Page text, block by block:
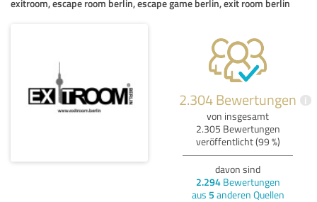
exitroom, escape room berlin, escape game berlin, exit room berlin
2.304 Bewertungen i
von insgesamt
2.305 Bewertungen
veröffentlicht (99 %)
davon sind
2.294Bewertungen
aus 5 anderen Quellen